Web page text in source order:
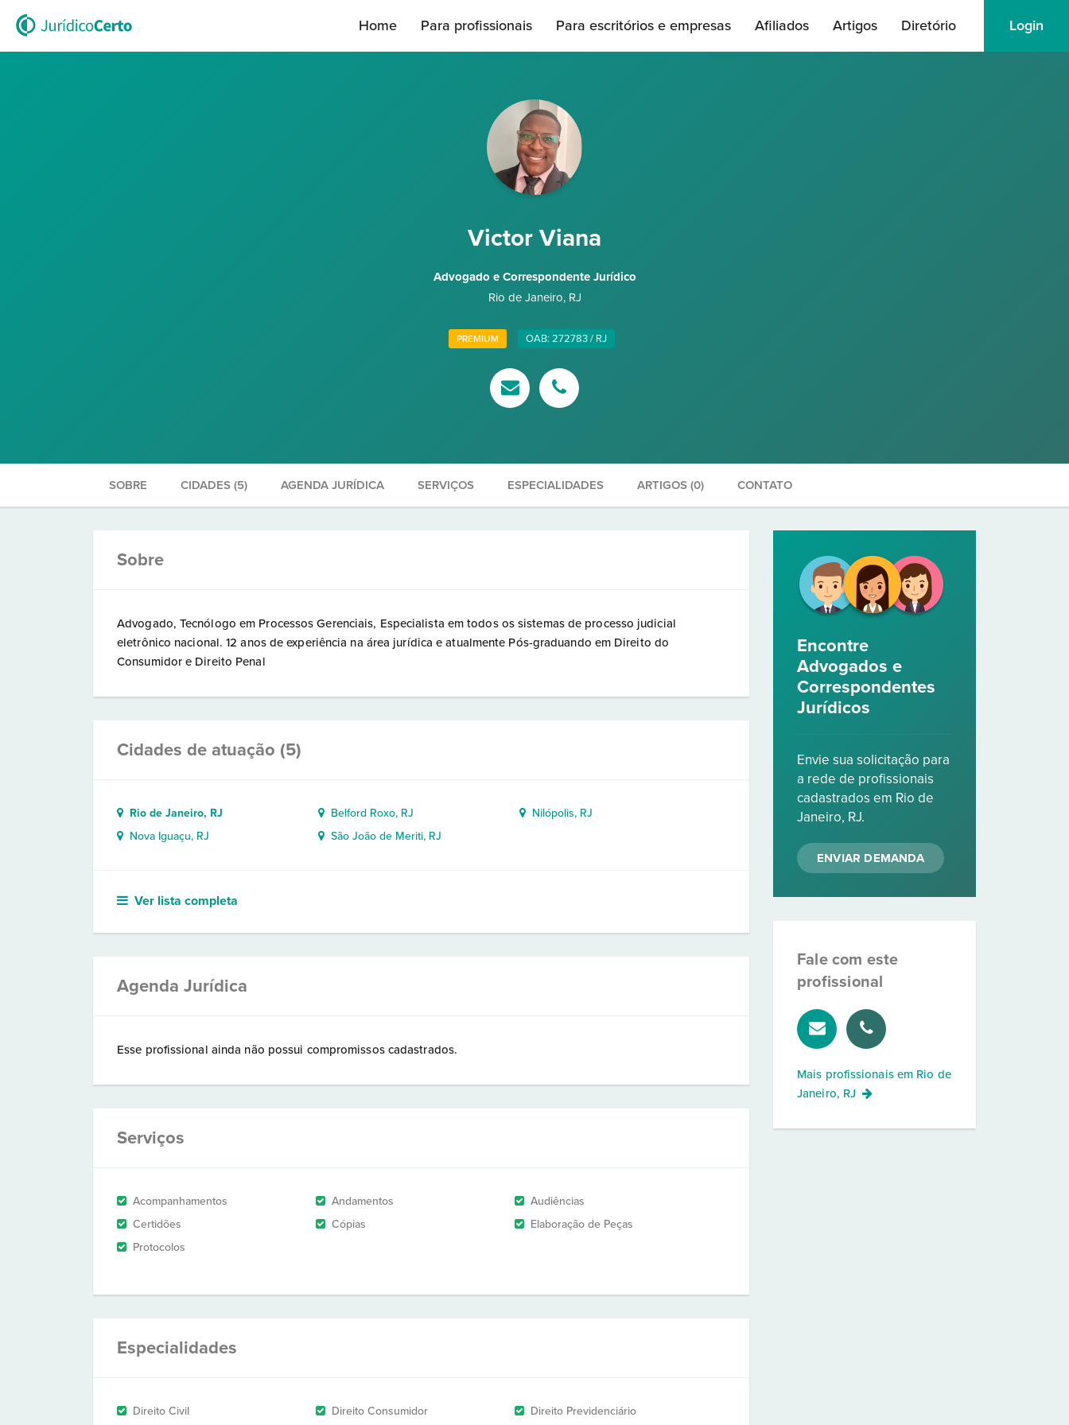
Home Para profissionais Para escritórios e empresas Afiliados Artigos Diretório Login
Victor Viana
Advogado e Correspondente Jurídico
Rio de Janeiro, RJ
PREMIUM OAB: 272783 / RJ
SOBRE CIDADES (5) AGENDA JURÍDICA SERVIÇOS ESPECIALIDADES ARTIGOS (0) CONTATO
Sobre
Advogado, Tecnólogo em Processos Gerenciais, Especialista em todos os sistemas de processo judicial
eletrônico nacional. 12 anos de experiência na área jurídica e atualmente Pós-graduando em Direito do
Consumidor e Direito Penal
Cidades de atuação (5)
Rio de Janeiro, RJ Belford Roxo, RJ
Nilópolis, RJ
Nova Iguaçu, RJ
São João de Meriti, RJ
Ver lista completa
Agenda Jurídica
Esse profissional ainda não possui compromissos cadastrados.
Serviços
Acompanhamentos Andamentos
Audiências
Certidões
Cópias
Elaboração de Peças
Protocolos
Especialidades
Direito Civil Direito Consumidor
Direito Previdenciário
Encontre
Advogados e
Correspondentes
Jurídicos
Envie sua solicitação para
a rede de profissionais
cadastrados em Rio de
Janeiro, RJ.
ENVIAR DEMANDA
Fale com este
profissional
Mais profissionais em Rio de
Janeiro, RJ